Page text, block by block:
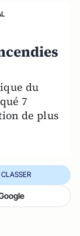
du
7
de plus
CLASSER